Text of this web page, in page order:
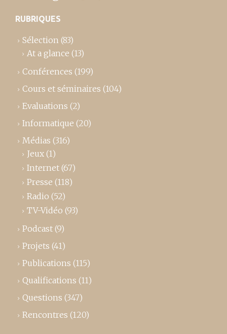
RUBRIQUES
Sélection (83)
At a glance (13)
Conférences (199)
Cours et séminaires (104)
Evaluations (2)
Informatique (20)
Médias (316)
Jeux (1)
Internet (67)
Presse (118)
Radio (52)
TV-Vidéo (93)
Podcast (9)
Projets (41)
Publications (115)
Qualifications (11)
Questions (347)
Rencontres (120)